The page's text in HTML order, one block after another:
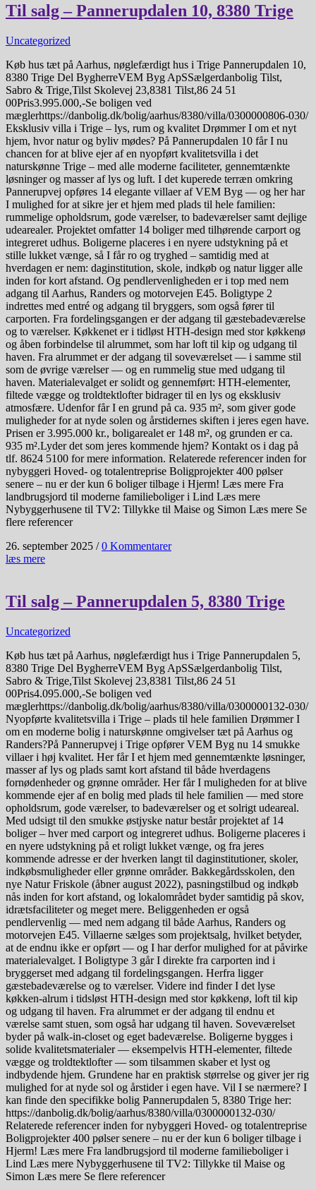
Til salg – Pannerupdalen 10, 8380 Trige
Uncategorized
Køb hus tæt på Aarhus, nøglefærdigt hus i Trige Pannerupdalen 10,
8380 Trige Del BygherreVEM Byg ApSSælgerdanbolig Tilst,
Sabro & Trige,Tilst Skolevej 23,8381 Tilst,86 24 51
00Pris3.995.000,-Se boligen ved
mæglerhttps://danbolig.dk/bolig/aarhus/8380/villa/0300000806-030/
Eksklusiv villa i Trige – lys, rum og kvalitet Drømmer I om et nyt
hjem, hvor natur og byliv mødes? På Pannerupdalen 10 får I nu
chancen for at blive ejer af en nyopført kvalitetsvilla i det
naturskønne Trige – med alle moderne faciliteter, gennemtænkte
løsninger og masser af lys og luft. I det kuperede terræn omkring
Pannerupvej opføres 14 elegante villaer af VEM Byg — og her har
I mulighed for at sikre jer et hjem med plads til hele familien:
rummelige opholdsrum, gode værelser, to badeværelser samt dejlige
udearealer. Projektet omfatter 14 boliger med tilhørende carport og
integreret udhus. Boligerne placeres i en nyere udstykning på et
stille lukket vænge, så I får ro og tryghed – samtidig med at
hverdagen er nem: daginstitution, skole, indkøb og natur ligger alle
inden for kort afstand. Og pendlervenligheden er i top med nem
adgang til Aarhus, Randers og motorvejen E45. Boligtype 2
indrettes med entré og adgang til bryggers, som også fører til
carporten. Fra fordelingsgangen er der adgang til gæstebadeværelse
og to værelser. Køkkenet er i tidløst HTH-design med stor køkkenø
og åben forbindelse til alrummet, som har loft til kip og udgang til
haven. Fra alrummet er der adgang til soveværelset — i samme stil
som de øvrige værelser — og en rummelig stue med udgang til
haven. Materialevalget er solidt og gennemført: HTH-elementer,
filtede vægge og troldtektlofter bidrager til en lys og eksklusiv
atmosfære. Udenfor får I en grund på ca. 935 m², som giver gode
muligheder for at nyde solen og årstidernes skiften i jeres egen have.
Prisen er 3.995.000 kr., boligarealet er 148 m², og grunden er ca.
935 m².Lyder det som jeres kommende hjem? Kontakt os i dag på
tlf. 8624 5100 for mere information. Relaterede referencer inden for
nybyggeri Hoved- og totalentreprise Boligprojekter 400 pølser
senere – nu er der kun 6 boliger tilbage i Hjerm! Læs mere Fra
landbrugsjord til moderne familieboliger i Lind Læs mere
Nybyggerhusene til TV2: Tillykke til Maise og Simon Læs mere Se
flere referencer
26. september 2025 / 0 Kommentarer
læs mere
Til salg – Pannerupdalen 5, 8380 Trige
Uncategorized
Køb hus tæt på Aarhus, nøglefærdigt hus i Trige Pannerupdalen 5,
8380 Trige Del BygherreVEM Byg ApSSælgerdanbolig Tilst,
Sabro & Trige,Tilst Skolevej 23,8381 Tilst,86 24 51
00Pris4.095.000,-Se boligen ved
mæglerhttps://danbolig.dk/bolig/aarhus/8380/villa/0300000132-030/
Nyopførte kvalitetsvilla i Trige – plads til hele familien Drømmer I
om en moderne bolig i naturskønne omgivelser tæt på Aarhus og
Randers?På Pannerupvej i Trige opfører VEM Byg nu 14 smukke
villaer i høj kvalitet. Her får I et hjem med gennemtænkte løsninger,
masser af lys og plads samt kort afstand til både hverdagens
fornødenheder og grønne områder. Her får I muligheden for at blive
kommende ejer af en bolig med plads til hele familien — med store
opholdsrum, gode værelser, to badeværelser og et solrigt udeareal.
Med udsigt til den smukke østjyske natur består projektet af 14
boliger – hver med carport og integreret udhus. Boligerne placeres i
en nyere udstykning på et roligt lukket vænge, og fra jeres
kommende adresse er der hverken langt til daginstitutioner, skoler,
indkøbsmuligheder eller grønne områder. Bakkegårdsskolen, den
nye Natur Friskole (åbner august 2022), pasningstilbud og indkøb
nås inden for kort afstand, og lokalområdet byder samtidig på skov,
idrætsfaciliteter og meget mere. Beliggenheden er også
pendlervenlig — med nem adgang til både Aarhus, Randers og
motorvejen E45. Villaerne sælges som projektsalg, hvilket betyder,
at de endnu ikke er opført — og I har derfor mulighed for at påvirke
materialevalget. I Boligtype 3 går I direkte fra carporten ind i
bryggerset med adgang til fordelingsgangen. Herfra ligger
gæstebadeværelse og to værelser. Videre ind finder I det lyse
køkken-alrum i tidsløst HTH-design med stor køkkenø, loft til kip
og udgang til haven. Fra alrummet er der adgang til endnu et
værelse samt stuen, som også har udgang til haven. Soveværelset
byder på walk-in-closet og eget badeværelse. Boligerne bygges i
solide kvalitetsmaterialer — eksempelvis HTH-elementer, filtede
vægge og troldtektlofter — som tilsammen skaber et lyst og
indbydende hjem. Grundene har en praktisk størrelse og giver jer rig
mulighed for at nyde sol og årstider i egen have. Vil I se nærmere? I
kan finde den specifikke bolig Pannerupdalen 5, 8380 Trige her:
https://danbolig.dk/bolig/aarhus/8380/villa/0300000132-030/
Relaterede referencer inden for nybyggeri Hoved- og totalentreprise
Boligprojekter 400 pølser senere – nu er der kun 6 boliger tilbage i
Hjerm! Læs mere Fra landbrugsjord til moderne familieboliger i
Lind Læs mere Nybyggerhusene til TV2: Tillykke til Maise og
Simon Læs mere Se flere referencer